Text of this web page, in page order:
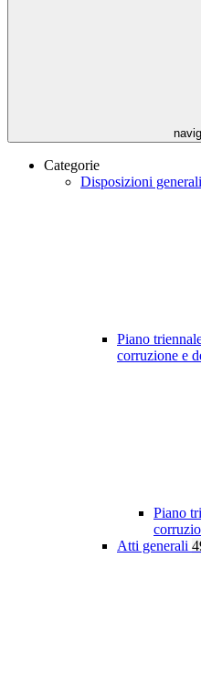
Categorie
Disposizioni generali
Piano
corruzione e
Piano
Atti generali